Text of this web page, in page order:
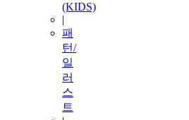
(KIDS)
|
패
턴/
일
러
스
트